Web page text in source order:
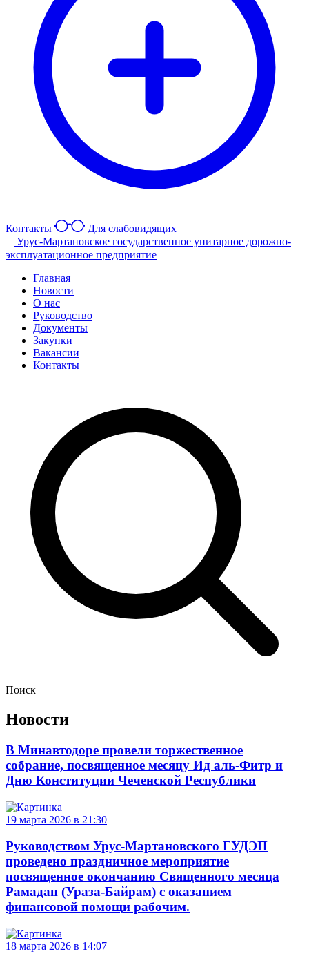
Контакты
Для слабовидящих
Урус-Мартановское государственное унитарное дорожно-
эксплуатационное предприятие
Главная
Новости
О нас
Руководство
Документы
Закупки
Вакансии
Контакты
Поиск
Новости
В Минавтодоре провели торжественное
собрание, посвященное месяцу Ид аль-Фитр и
Дню Конституции Чеченской Республики
19 марта 2026 в 21:30
Руководством Урус-Мартановского ГУДЭП
проведено праздничное мероприятие
посвященное окончанию Священного месяца
Рамадан (Ураза-Байрам) с оказанием
финансовой помощи рабочим.
18 марта 2026 в 14:07